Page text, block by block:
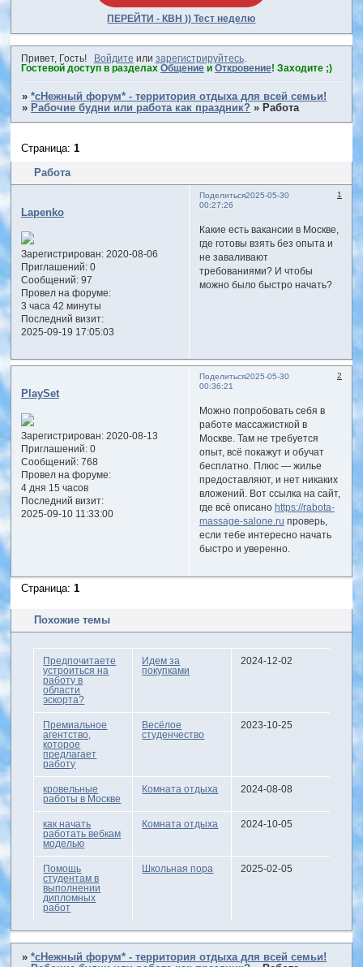
ПЕРЕЙТИ - КВН )) Тест неделю
Привет, Гость! Войдите или зарегистрируйтесь.
Гостевой доступ в разделах Общениеи Откровение! Заходите ;)
»*сНежный форум* - территория отдыха для всей семьи!
» Рабочие будни или работа как праздник? » Работа
Работа
Страница:1
Поделиться 1
2025-05-30
00:27:26
Lapenko
Зарегистрирован: 2020-08-06
Приглашений:0
Сообщений:97
Провел на форуме:
3 часа 42 минуты
Последний визит:
2025-09-19 17:05:03
Какие есть вакансии в Москве,
где готовы взять без опыта и
не заваливают
требованиями? И чтобы
можно было быстро начать?
Поделиться 2
2025-05-30
00:36:21
PlaySet
Зарегистрирован: 2020-08-13
Приглашений:0
Сообщений:768
Провел на форуме:
4 дня 15 часов
Последний визит:
2025-09-10 11:33:00
Можно попробовать себя в
работе массажисткой в
Москве. Там не требуется
опыт, всё покажут и обучат
бесплатно. Плюс — жилье
предоставляют, и нет никаких
вложений. Вот ссылка на сайт,
где всё описано https://rabota-
massage-salone.ru проверь,
если тебе интересно начать
быстро и уверенно.
Страница:1
Похожие темы
Предпочитаете
устроиться на
работу в
области
эскорта?
Идем за
покупками
2024-12-02
Премиальное
агентство,
которое
предлагает
работу
Весёлое
студенчество
2023-10-25
кровельные
работы в Москве
Комната отдыха 2024-08-08
как начать
работать вебкам
моделью
Комната отдыха 2024-10-05
Помощь
студентам в
выполнении
дипломных
работ
Школьная пора 2025-02-05
»*сНежный форум* - территория отдыха для всей семьи!